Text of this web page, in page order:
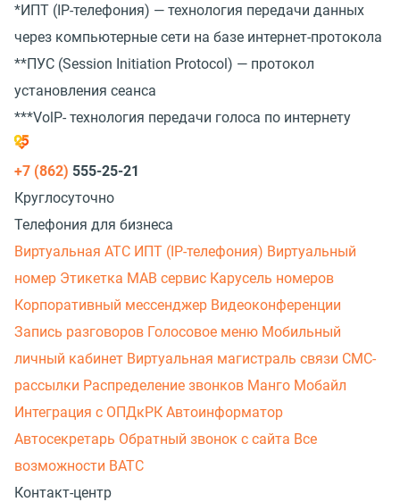
*ИПТ (IP-телефония) — технология передачи данных
через компьютерные сети на базе интернет-протокола
**ПУС (Session Initiation Protocol) — протокол
установления сеанса
***VolP- технология передачи голоса по интернету
+7 (862) 555-25-21
Круглосуточно
Телефония для бизнеса
Виртуальная АТС ИПТ (IP-телефония) Виртуальный
номер Этикетка МАВ сервис Карусель номеров
Корпоративный мессенджер Видеоконференции
Запись разговоров Голосовое меню Мобильный
личный кабинет Виртуальная магистраль связи СМС-
рассылки Распределение звонков Манго Мобайл
Интеграция с ОПДкРК Автоинформатор
Автосекретарь Обратный звонок с сайта Все
возможности ВАТС
Контакт-центр